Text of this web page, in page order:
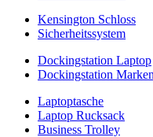
Kensington Schloss
Sicherheitssystem
Dockingstation Laptop
Dockingstation Marken
Laptoptasche
Laptop Rucksack
Business Trolley